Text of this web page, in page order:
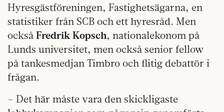
Hyresgästföreningen, Fastighetsägarna, en
statistiker från SCB och ett hyresråd. Men
också Fredrik Kopsch, nationalekonom på
Lunds universitet, men också senior fellow
på tankesmedjan Timbro och flitig debattör i
frågan.
– Det här måste vara den skickligaste